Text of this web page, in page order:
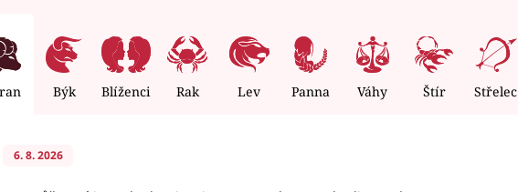
Býk Blíženci Rak Lev Panna Váhy Štír Střelec
6. 8. 2026